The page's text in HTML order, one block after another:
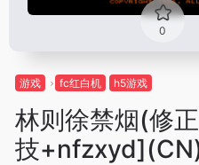
0
游戏 fc红白机 h5游戏
林则徐禁烟(修
技